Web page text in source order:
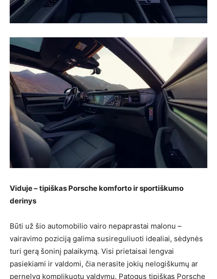
Viduje – tipiškas Porsche komforto ir sportiškumo
derinys
Būti už šio automobilio vairo nepaprastai malonu –
vairavimo poziciją galima susireguliuoti idealiai, sėdynės
turi gerą šoninį palaikymą. Visi prietaisai lengvai
pasiekiami ir valdomi, čia nerasite jokių nelogiškumų ar
pernelyg komplikuotų valdymų. Patogus tipiškas Porsche